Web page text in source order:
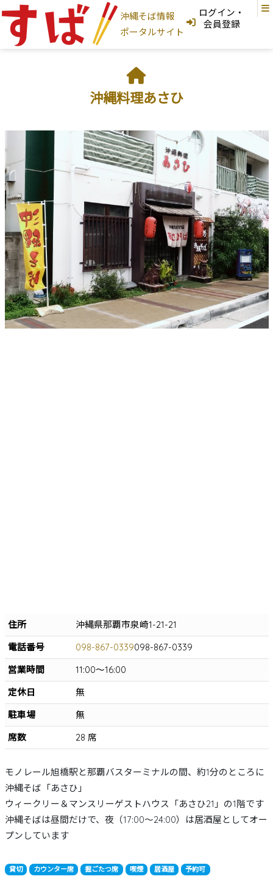
沖縄そば情報
ポータルサイト
地図から探す
現在地から探す
地域から探す
国頭村 大宜味村 東村 今帰仁村 本部町 名護市 宜野座村 恩納村 金武町
うるま市
読谷村 北谷町 北中城村 宜野湾市 中城村
西原町 浦添市 那覇市 首里 与那原町 南風原町 豊見城市
南城市
八重瀬町 糸満市 宮古島 石垣島 大東島
そば家情報を新規登録
沖縄そば
カテゴリから探す
沖縄そば 軟骨ソーキそば 本ソーキそば てびちそば ゆし豆腐そば
あーさそば よもぎそば 野菜そば つけそば 冷やしそば 唐人そば
創作そば その他
沖縄そば製麺所
ログイン・
会員登録
ログインはこちら
沖縄料理あさひ
住所
沖縄県那覇市泉崎1-21-21
電話番号
098-867-0339098-867-0339
営業時間
11:00～16:00
定休日
無
駐車場
無
席数
28 席
モノレール旭橋駅と那覇バスターミナルの間、約1分のところに
沖縄そば「あさひ」
ウィークリー＆マンスリーゲストハウス「あさひ21」の1階です
沖縄そばは昼間だけで、夜（17:00～24:00）は居酒屋としてオー
プンしています
貸切 カウンター席 掘ごたつ席 喫煙 居酒屋 予約可